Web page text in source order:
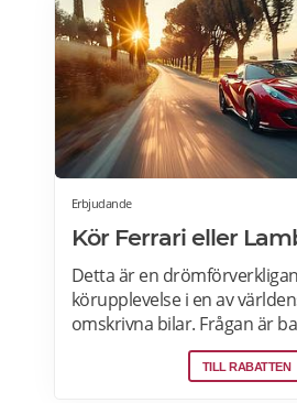
Erbjudande
Kör Ferrari eller
Detta är en
körupplevelse i en av
omskrivna bilar. Frågan är
välja Ferrari eller
börjar med genomgång av
TILL RABATTEN